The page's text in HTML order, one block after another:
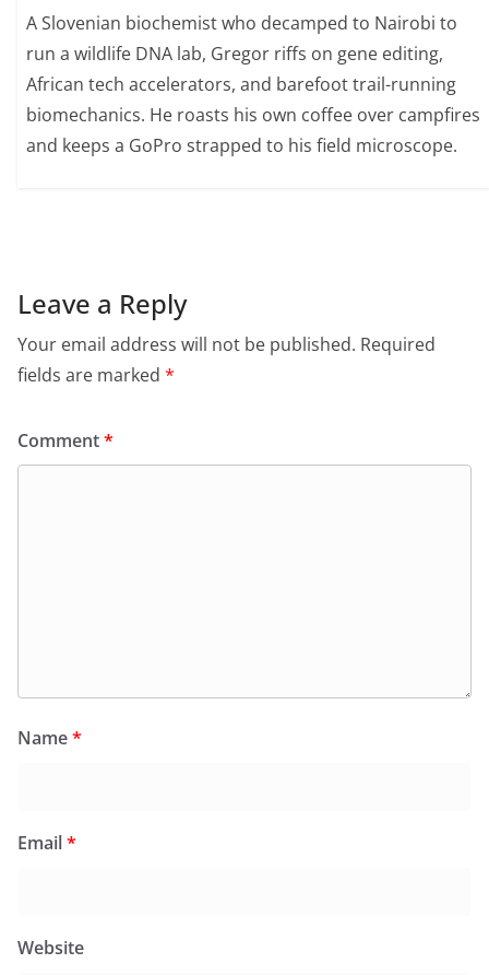
A Slovenian biochemist who decamped to Nairobi to
run a wildlife DNA lab, Gregor riffs on gene editing,
African tech accelerators, and barefoot trail-running
biomechanics. He roasts his own coffee over campfires
and keeps a GoPro strapped to his field microscope.
Leave a Reply
Your email address will not be published. Required
fields are marked *
Comment*
Name*
Email*
Website